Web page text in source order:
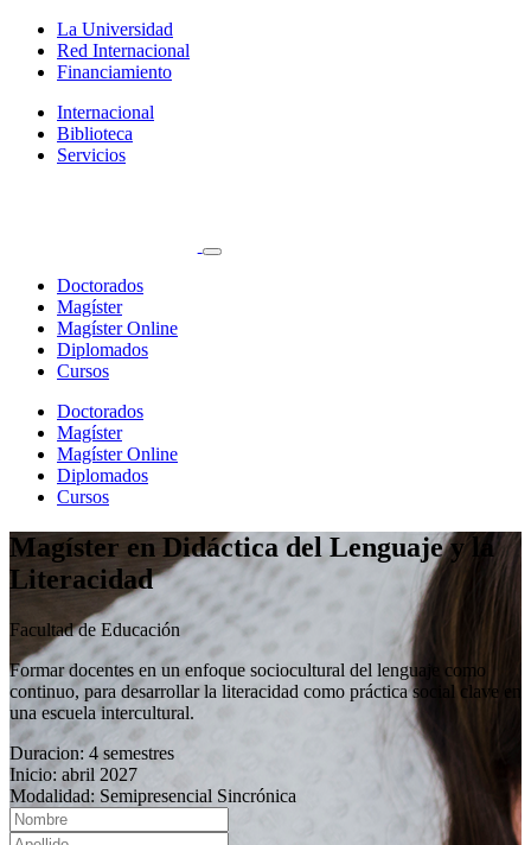
La Universidad
Red Internacional
Financiamiento
Internacional
Biblioteca
Servicios
Doctorados
Magíster
Magíster Online
Diplomados
Cursos
Doctorados
Magíster
Magíster Online
Diplomados
Cursos
Magíster en Didáctica del Lenguaje y la
Literacidad
Facultad de Educación
Formar docentes en un enfoque sociocultural del lenguaje como
continuo, para desarrollar la literacidad como práctica social clave en
una escuela intercultural.
Duracion: 4 semestres
Inicio: abril 2027
Modalidad: Semipresencial Sincrónica